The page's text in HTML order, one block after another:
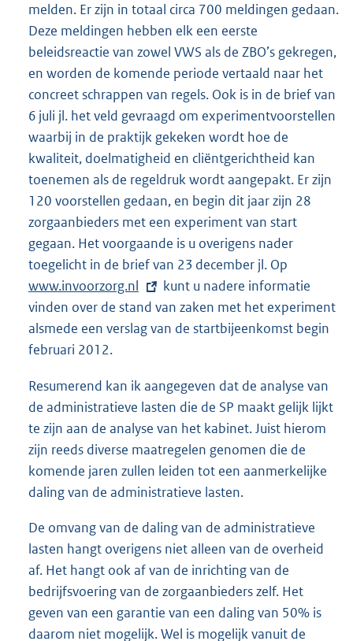
melden. Er zijn in totaal circa 700 meldingen gedaan.
Deze meldingen hebben elk een eerste
beleidsreactie van zowel VWS als de ZBO’s gekregen,
en worden de komende periode vertaald naar het
concreet schrappen van regels. Ook is in de brief van
6 juli jl. het veld gevraagd om experimentvoorstellen
waarbij in de praktijk gekeken wordt hoe de
kwaliteit, doelmatigheid en cliëntgerichtheid kan
toenemen als de regeldruk wordt aangepakt. Er zijn
120 voorstellen gedaan, en begin dit jaar zijn 28
zorgaanbieders met een experiment van start
gegaan. Het voorgaande is u overigens nader
toegelicht in de brief van 23 december jl. Op
x
t
e
e
l
i
n
k
www.invoorzorg.nl
kunt u nadere informatie
vinden over de stand van zaken met het experiment
alsmede een verslag van de startbijeenkomst begin
februari 2012.
Resumerend kan ik aangegeven dat de analyse van
de administratieve lasten die de SP maakt gelijk lijkt
te zijn aan de analyse van het kabinet. Juist hierom
zijn reeds diverse maatregelen genomen die de
komende jaren zullen leiden tot een aanmerkelijke
daling van de administratieve lasten.
De omvang van de daling van de administratieve
lasten hangt overigens niet alleen van de overheid
af. Het hangt ook af van de inrichting van de
bedrijfsvoering van de zorgaanbieders zelf. Het
geven van een garantie van een daling van 50% is
daarom niet mogelijk. Wel is mogelijk vanuit de